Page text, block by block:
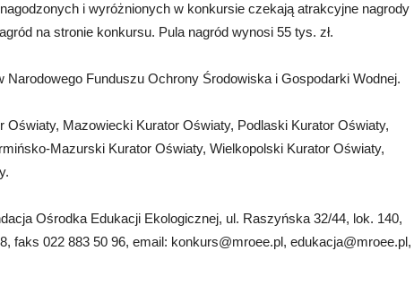
i wyróżnionych w konkursie czekają atrakcyjne nagrody
na stronie konkursu. Pula nagród wynosi 55 tys. zł.
Funduszu Ochrony Środowiska i Gospodarki Wodnej.
Oświaty, Mazowiecki Kurator Oświaty, Podlaski Kurator Oświaty,
Mazurski Kurator Oświaty, Wielkopolski Kurator Oświaty,
Ośrodka Edukacji Ekologicznej, ul. Raszyńska 32/44, lok. 140,
faks 022 883 50 96, email: konkurs@mroee.pl, edukacja@mroee.pl,